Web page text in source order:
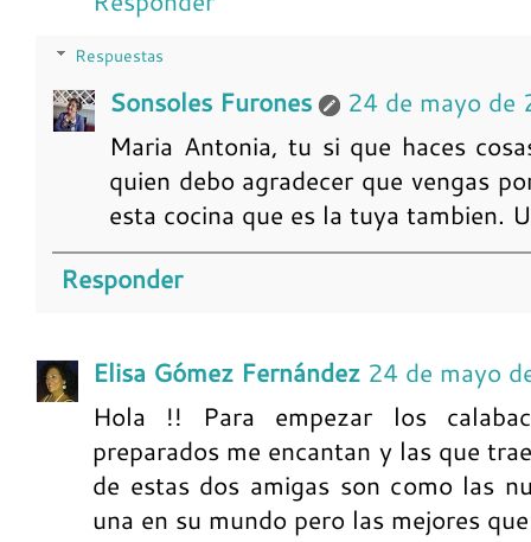
Respuestas
Sonsoles Furones
24 de mayo
Maria Antonia, tu si que haces
quien debo agradecer que vengas
esta cocina que es la tuya tambien.
Responder
Elisa Gómez Fernández 24 de mayo
Hola !! Para empezar los
preparados me encantan y las que
de estas dos amigas son como las
una en su mundo pero las mejores